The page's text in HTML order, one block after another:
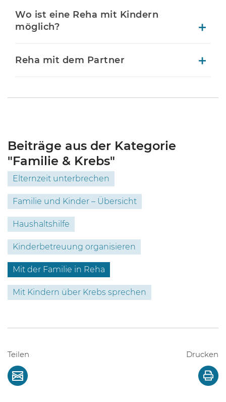
Wo ist eine Reha mit Kindern
möglich?
Reha mit dem Partner
Beiträge aus der Kategorie
"Familie & Krebs"
Elternzeit unterbrechen
Familie und Kinder – Übersicht
Haushaltshilfe
Kinderbetreuung organisieren
Mit der Familie in Reha
Mit Kindern über Krebs sprechen
Teilen Drucken